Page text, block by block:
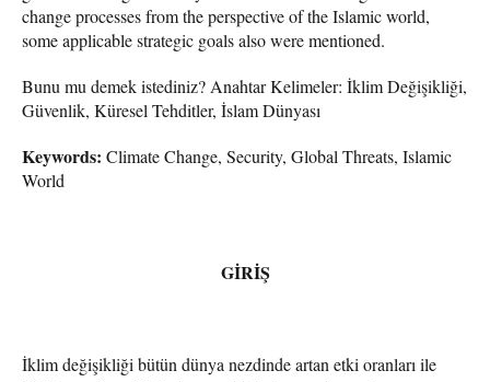
change processes from the perspective of the Islamic world,
some applicable strategic goals also were mentioned.
Bunu mu demek istediniz? Anahtar Kelimeler: İklim Değişikliği,
Güvenlik, Küresel Tehditler, İslam Dünyası
Keywords: Climate Change, Security, Global Threats, Islamic
World
GİRİŞ
İklim değişikliği bütün dünya nezdinde artan etki oranları ile